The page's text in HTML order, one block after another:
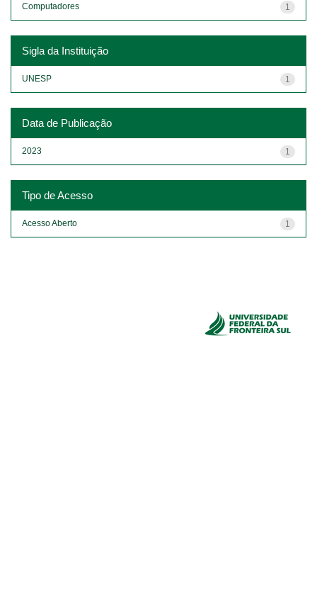
1
Computadores
Sigla da Instituição
1
UNESP
Data de Publicação
1
2023
Tipo de Acesso
1
Acesso Aberto